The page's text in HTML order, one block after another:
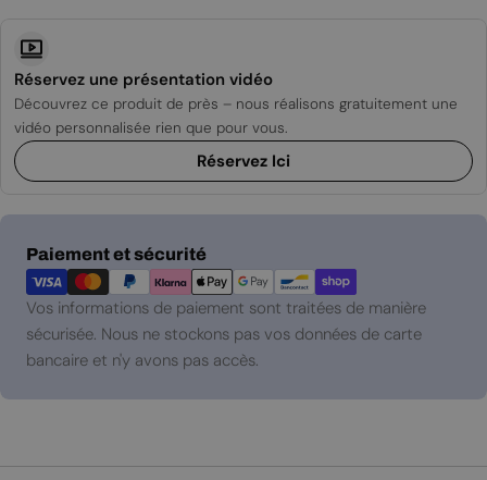
Réservez une présentation vidéo
Découvrez ce produit de près – nous réalisons gratuitement une
vidéo personnalisée rien que pour vous.
Réservez Ici
Paiement et sécurité
Modes
de
paiement
Vos informations de paiement sont traitées de manière
sécurisée. Nous ne stockons pas vos données de carte
bancaire et n'y avons pas accès.